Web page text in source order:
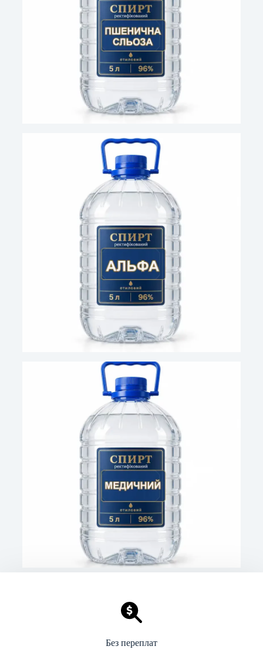
Без переплат